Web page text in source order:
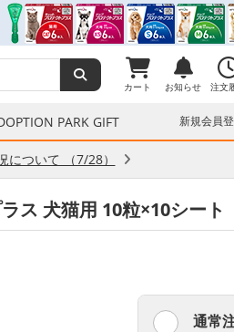
カート お知らせ 注文
PARK GIFT 新規会員
ついて （7/28）
ス 犬猫用 10粒×10シート
通常